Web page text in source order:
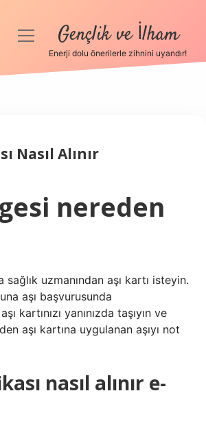
menüyüGençlik ve İlham
Enerji dolu önerilerle zihnini uyandır!
Nasıl Alınır
nereden
sağlık uzmanından aşı kartı isteyin.
aşı başvurusunda
kartınızı yanınızda taşıyın ve
aşı kartına uygulanan aşıyı not
nasıl alınır e-